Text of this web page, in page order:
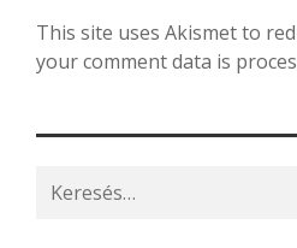
This site uses Akismet to
your comment data is
Search
for: